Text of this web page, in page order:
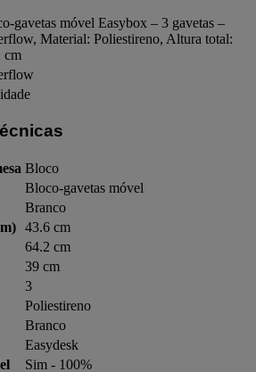
gavetas móvel Easybox – 3 gavetas –
Material: Poliestireno, Altura total:
cm
Bloco
Bloco-gavetas móvel
Branco
43.6 cm
64.2 cm
39 cm
3
Poliestireno
Branco
Easydesk
Sim - 100%